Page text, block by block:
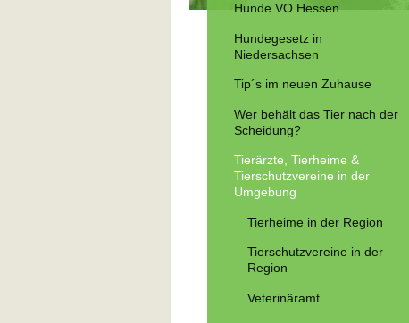
Hunde VO Hessen
Hundegesetz in
Niedersachsen
Tip´s im neuen Zuhause
Wer behält das Tier nach der
Scheidung?
Tierärzte, Tierheime &
Tierschutzvereine in der
Umgebung
Tierheime in der Region
Tierschutzvereine in der
Region
Veterinäramt